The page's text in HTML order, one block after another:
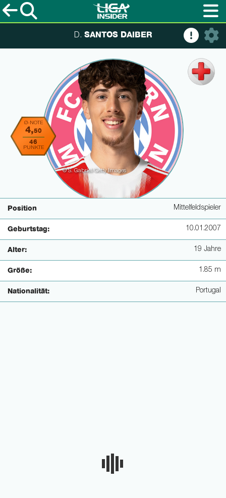
D. SANTOS DAIBER
© S. Gabriel/Getty Images
Ø-NOTE
4,50
46
PUNKTE
Position Mittelfeldspieler
Geburtstag: 10.01.2007
Alter: 19 Jahre
Größe: 1.85 m
Nationalität: Portugal